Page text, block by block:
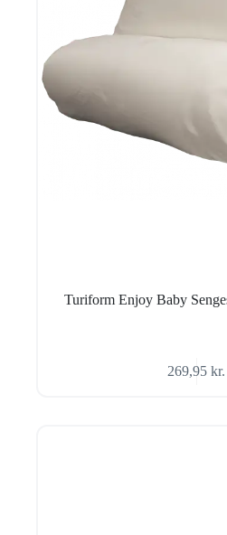
Turiform Enjoy Baby
269,95kr.